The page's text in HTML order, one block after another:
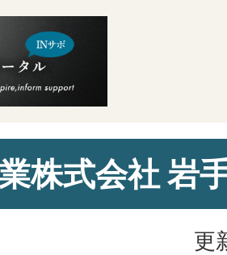
株式会社 岩
更